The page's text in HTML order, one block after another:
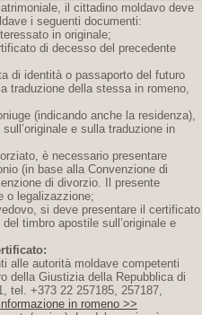
il cittadino moldavo deve
i seguenti documenti:
in originale;
di decesso del precedente
di identità o passaporto del futuro
traduzione della stessa in romeno,
(indicando anche la residenza),
e sulla traduzione in
è necessario presentare
(in base alla Convenzione di
di divorzio. Il presente
o legalizazzione;
si deve presentare il certificato
timbro apostile sull’originale e
alle autorità moldave competenti
della Giustizia della Repubblica di
tel. +373 22 257185, 257187,
in romeno >>